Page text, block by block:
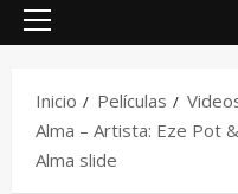
Inicio Películas
Alma – Artista: Eze Pot
Alma slide